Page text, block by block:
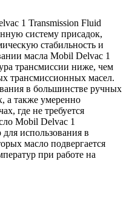
1 Transmission Fluid
систему присадок,
стабильность и
масла Mobil Delvac 1
трансмиссии ниже, чем
трансмиссионных масел.
в большинстве ручных
а также умеренно
где не требуется
Mobil Delvac 1
использования в
масло подвергается
при работе на